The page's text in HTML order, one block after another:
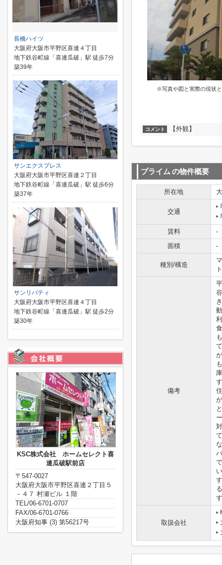
※写真や図と実際の現状
コメント 【外観】
プライム の物件概要
所在地
交通
賃料
-
面積
-
種別/構造
ト
備考
取扱会社
長橋ハイツ
大阪府大阪市平野区喜連４丁目
地下鉄谷町線「喜連瓜破」駅 徒歩7分
築39年
サンエクスプレス
大阪府大阪市平野区喜連２丁目
地下鉄谷町線「喜連瓜破」駅 徒歩6分
築37年
サンリバティ
大阪府大阪市平野区喜連４丁目
地下鉄谷町線「喜連瓜破」駅 徒歩2分
築30年
KSC株式会社 ホームセレクト喜
連瓜破駅前店
〒547-0027
大阪府大阪市平野区喜連２丁目５
－４７ 村瀬ビル １階
TEL/06-6701-0707
FAX/06-6701-0766
大阪府知事 (3) 第56217号